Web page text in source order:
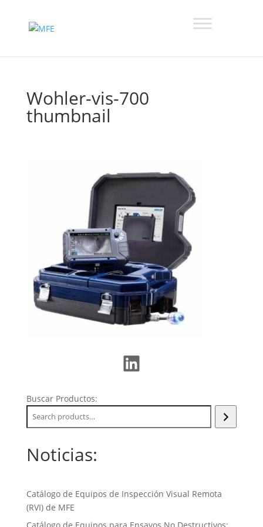
Wohler-vis-700
thumbnail
LinkedIn
Buscar Productos:
Noticias:
Catálogo de Equipos de Inspección Visual Remota
(RVI) de MFE